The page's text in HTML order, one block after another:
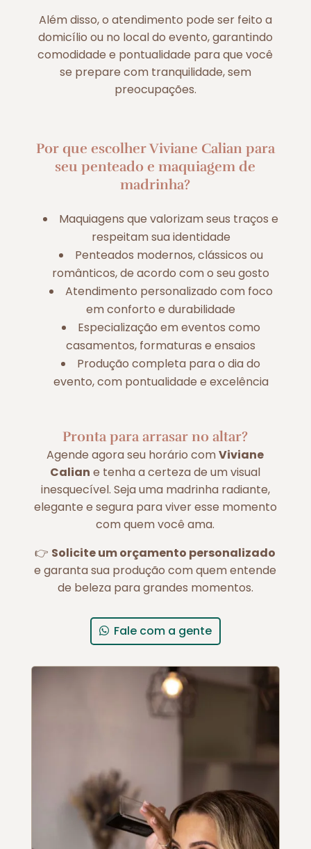
Além disso, o atendimento pode ser feito a
domicílio ou no local do evento, garantindo
comodidade e pontualidade para que você
se prepare com tranquilidade, sem
preocupações.
Por que escolher Viviane Calian para
seu penteado e maquiagem de
madrinha?
Maquiagens que valorizam seus traços e
respeitam sua identidade
Penteados modernos, clássicos ou
românticos, de acordo com o seu gosto
Atendimento personalizado com foco
em conforto e durabilidade
Especialização em eventos como
casamentos, formaturas e ensaios
Produção completa para o dia do
evento, com pontualidade e excelência
Pronta para arrasar no altar?
Agende agora seu horário comViviane
Calian e tenha a certeza de um visual
inesquecível. Seja uma madrinha radiante,
elegante e segura para viver esse momento
com quem você ama.
👉 Solicite um orçamento personalizado
e garanta sua produção com quem entende
de beleza para grandes momentos.
Fale com a gente